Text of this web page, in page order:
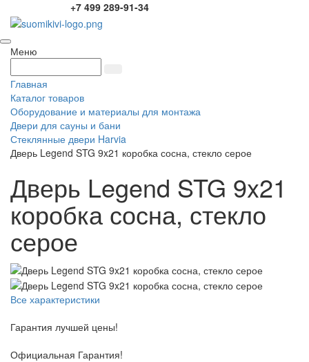
+7 499 289-91-34
Меню
Главная
Каталог товаров
Оборудование и материалы для монтажа
Двери для сауны и бани
Стеклянные двери Harvia
Дверь Legend STG 9x21 коробка сосна, стекло серое
Дверь Legend STG 9x21
коробка сосна, стекло
серое
Все характеристики
Гарантия лучшей цены!
Официальная Гарантия!